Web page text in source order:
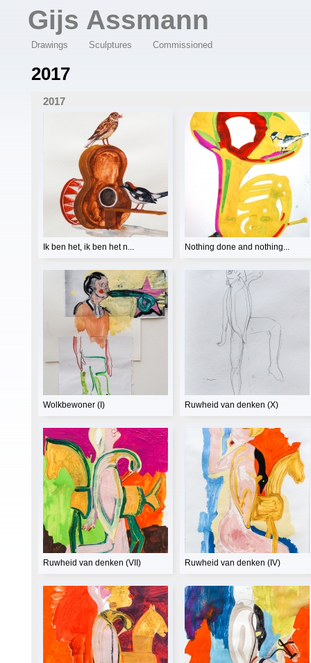
Gijs Assmann
Drawings Sculptures Commissioned
2017
2017
Ik ben het, ik ben het n... Nothing done and nothing...
Wolkbewoner (I) Ruwheid van denken (X)
Ruwheid van denken (VII) Ruwheid van denken (IV)